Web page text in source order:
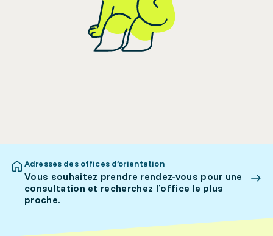
Adresses des offices d’orientation
Vous souhaitez prendre rendez-vous pour une
consultation et recherchez l’office le plus
proche.